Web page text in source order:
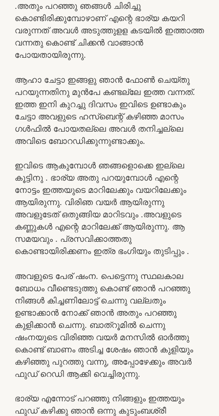
.അതും പറഞ്ഞു ഞങ്ങൾ ചിരിച്ചു
കൊണ്ടിരിക്കുമ്പോഴാണ് എന്റെ ഭാര്യ കയറി
വരുന്നത് അവൾ അടുത്തുളള കടയിൽ ഇത്താത്ത
വന്നതു കൊണ്ട് ചിക്കൻ വാങ്ങാൻ
പോയതായിരുന്നു.
ആഹാ ചേട്ടാ ഇങ്ങളു ഞാൻ ഫോൺ ചെയ്തു
പറയുന്നതിനു മുൻപേ കണ്ടല്ലേ ഇത്ത വന്നത്.
ഇത്ത ഇനി കുറച്ചു ദിവസം ഇവിടെ ഉണ്ടാകും
ചേട്ടാ അവളുടെ ഹസ്ബെന്റ് കഴിഞ്ഞ മാസം
ഗൾഫിൽ പോയതല്ലെ അവൾ തനിച്ചല്ലെ
അവിടെ ബോറഡിക്കുന്നുണ്ടാക്കും.
ഇവിടെ ആകുമ്പോൾ ഞങ്ങളൊക്കെ ഇല്ലെ
കൂട്ടിനു . ഭാര്യ അതു പറയുമ്പോൾ എന്റെ
നോട്ടം ഇത്തയുടെ മാറിലേക്കും വയറിലേക്കും
ആയിരുന്നു. വിരിഞ വയർ ആയിരുന്നു
അവളുടേത് ഒതുങ്ങിയ മാറിടവും .അവളുടെ
കണ്ണുകൾ എന്റെ മാറിലേക്ക് ആയിരുന്നു. ആ
സമയവും . പ്രസവിക്കാത്തതു
കൊണ്ടായിരിക്കണം ഇത്ര ഭംഗിയും തുടിപ്പും .
അവളുടെ പേര് ഷംന. പെട്ടെന്നു സ്ഥലകാല
ബോധം വീണ്ടെടുത്തു കൊണ്ട് ഞാൻ പറഞ്ഞു
നിങ്ങൾ കിച്ചണിലോട്ട് ചെന്നു വല്ലതും
ഉണ്ടാക്കാൻ നോക്ക് ഞാൻ അതും പറഞ്ഞു
കുളിക്കാൻ ചെന്നു. ബാത്‌റൂമിൽ ചെന്നു
ഷംനയുടെ വിരിഞ്ഞ വയർ മനസിൽ ഓർത്തു
കൊണ്ട് ബാണം അടിച്ച ശേഷം ഞാൻ കുളിയും
കഴിഞ്ഞു പുറത്തു വന്നു, അപ്പോഴേക്കും അവർ
ഫുഡ് റെഡി ആക്കി വെച്ചിരുന്നു.
ഭാര്യ എന്നോട് പറഞ്ഞു നിങ്ങളും ഇത്തയും
ഫുഡ് കഴിക്കു ഞാൻ ഒന്നു കുടുംബശ്രീ